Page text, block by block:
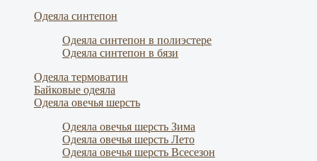
Одеяла синтепон
Одеяла синтепон в полиэстере
Одеяла синтепон в бязи
Одеяла термоватин
Байковые одеяла
Одеяла овечья шерсть
Одеяла овечья шерсть Зима
Одеяла овечья шерсть Лето
Одеяла овечья шерсть Всесезон